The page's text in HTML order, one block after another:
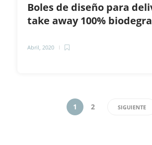
Boles de diseño para
take away 100%
Abril, 2020
1 2 SIGUIENTE